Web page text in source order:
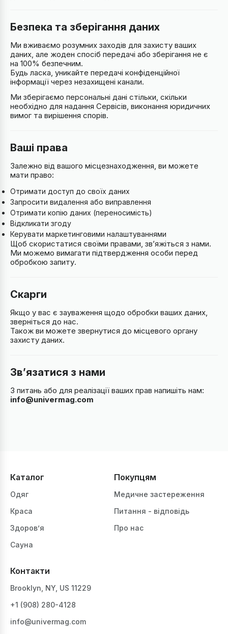
Безпека та зберігання даних
Ми вживаємо розумних заходів для захисту ваших
даних, але жоден спосіб передачі або зберігання не є
на 100% безпечним.
Будь ласка, уникайте передачі конфіденційної
інформації через незахищені канали.
Ми зберігаємо персональні дані стільки, скільки
необхідно для надання Сервісів, виконання юридичних
вимог та вирішення спорів.
Ваші права
Залежно від вашого місцезнаходження, ви можете
мати право:
Отримати доступ до своїх даних
Запросити видалення або виправлення
Отримати копію даних (переносимість)
Відкликати згоду
Керувати маркетинговими налаштуваннями
Щоб скористатися своїми правами, зв’яжіться з нами.
Ми можемо вимагати підтвердження особи перед
обробкою запиту.
Скарги
Якщо у вас є зауваження щодо обробки ваших даних,
зверніться до нас.
Також ви можете звернутися до місцевого органу
захисту даних.
Зв’язатися з нами
З питань або для реалізації ваших прав напишіть нам:
info@univermag.com
Каталог
Одяг
Краса
Здоров’я
Сауна
Покупцям
Медичне застереження
Питання - відповідь
Про нас
Контакти
Brooklyn, NY, US 11229
+1 ‪(908) 280-4128‬
info@univermag.com